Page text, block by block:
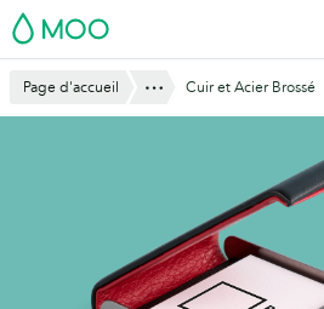
Aller
au
principal
MOO
Page d'accueil Montre tout
Cuir et Acier Brossé